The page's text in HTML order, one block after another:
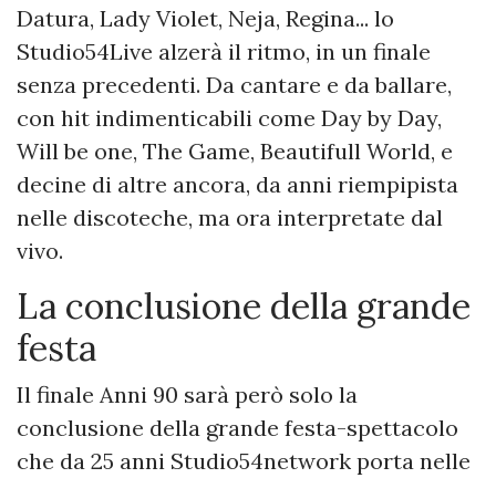
Datura, Lady Violet, Neja, Regina... lo
Studio54Live alzerà il ritmo, in un finale
senza precedenti. Da cantare e da ballare,
con hit indimenticabili come Day by Day,
Will be one, The Game, Beautifull World, e
decine di altre ancora, da anni riempipista
nelle discoteche, ma ora interpretate dal
vivo.
La conclusione della grande
festa
Il finale Anni 90 sarà però solo la
conclusione della grande festa-spettacolo
che da 25 anni Studio54network porta nelle